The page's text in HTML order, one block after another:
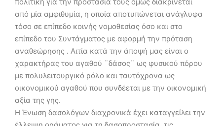
από μία αμφιθυμία, η οποία αποτυπώνεται ανάγλυφα
τόσο σε επίπεδο κοινής νομοθεσίας όσο και στο
επίπεδο του Συντάγματος με αφορμή την πρόταση
αναθεώρησης . Αιτία κατά την άποψή μας είναι ο
χαρακτήρας του αγαθού ¨δάσος¨ ως φυσικού πόρου
με πολυλειτουργικό ρόλο και ταυτόχρονα ως
οικονομικού αγαθού που συνδέεται με την οικονομική
αξία της γης.
Η Ένωση δασολόγων διαχρονικά έχει καταγγείλει την